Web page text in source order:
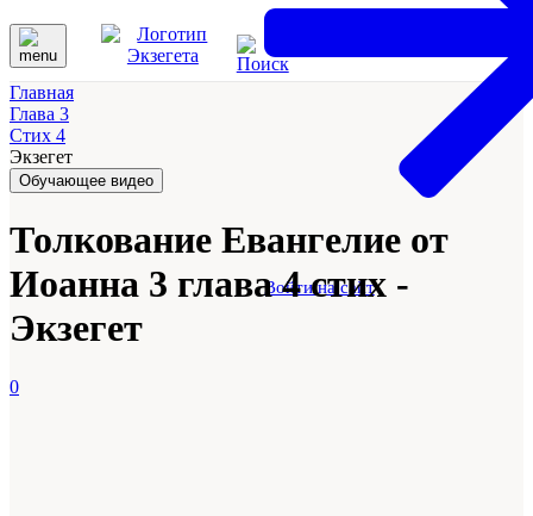
Войти на сайт
Главная
Глава 3
Стих 4
Экзегет
Обучающее видео
Толкование Евангелие от
Иоанна 3 глава 4 стих -
Экзегет
0